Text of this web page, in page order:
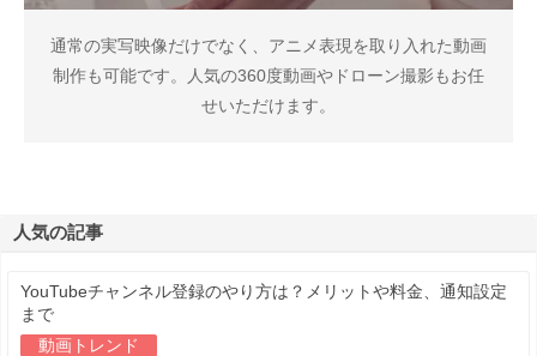
通常の実写映像だけでなく、アニメ表現を取り入れた動画
制作も可能です。人気の360度動画やドローン撮影もお任
せいただけます。
人気の記事
YouTubeチャンネル登録のやり方は？メリットや料金、通知設定
まで
動画トレンド